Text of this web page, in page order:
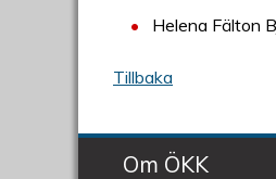
Helena Fälton
Tillbaka
Om ÖKK